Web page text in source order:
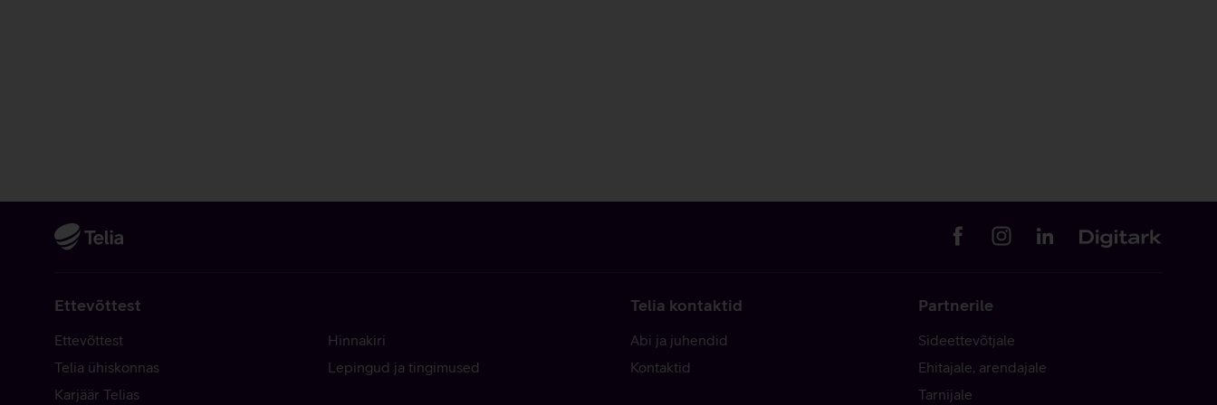
Ettevõttest
Ettevõttest
Telia ühiskonnas
Karjäär Telias
Hinnakiri
Lepingud ja tingimused
Telia kontaktid
Abi ja juhendid
Kontaktid
Partnerile
Sideettevõtjale
Ehitajale, arendajale
Tarnijale